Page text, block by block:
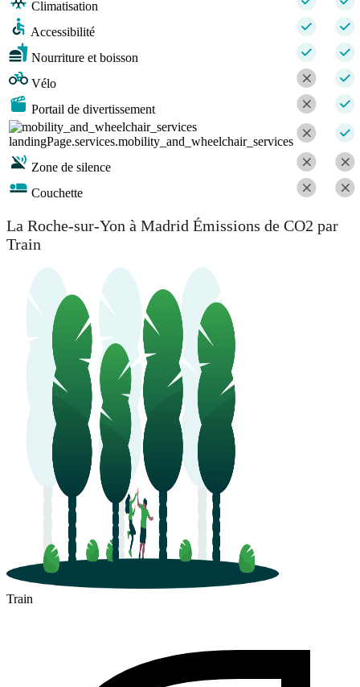
Climatisation
Accessibilité
Nourriture et boisson
Vélo
Portail de divertissement
landingPage.services.mobility_and_wheelchair_services
Zone de silence
Couchette
La Roche-sur-Yon à Madrid Émissions de CO2 par
Train
Train